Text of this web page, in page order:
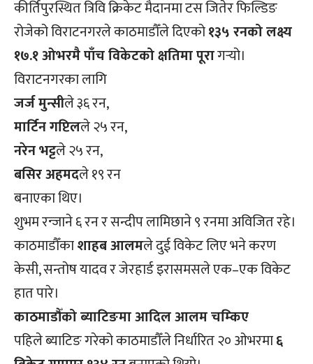
कीर्तिपुरस्थित त्रिवि क्रिकेट मैदानमा टस जितेर फिल्डिङ
रोजेको विराटनगरले काठमाडौँले दिएको१३५ रनको लक्ष्य
१७.१ ओभरमै पाँच विकेटको क्षतिमा पूरागर्‍यो।
विराटनगरका लागि
जर्ज मुन्सीले ३६ रन,
मार्टिन गप्टिलले २५ रन,
नरेन भट्टले २५ रन,
बसिर अहमदले १९ रन
बनाएका थिए।
शुभम रन्जाने ६ रन र सन्दीप लामिछाने ९ रनमा अविजित रहे।
काठमाडौँकाशाहब आलमले दुई विकेट लिए भने करण
केसी, सन्तोष यादव र जेरहार्ड इरासमसले एक–एक विकेट
हात पारे।
काठमाडौँको ब्याटिङमा आदिल आलम चम्किए
पहिले ब्याटिङ गरेको काठमाडौँले निर्धारित २० ओभरमा६